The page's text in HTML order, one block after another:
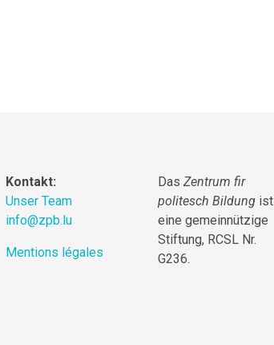
Kontakt:
Unser Team
info@zpb.lu
Mentions légales
Das Zentrum fir
politesch Bildung ist
eine gemeinnützige
Stiftung, RCSL Nr.
G236.